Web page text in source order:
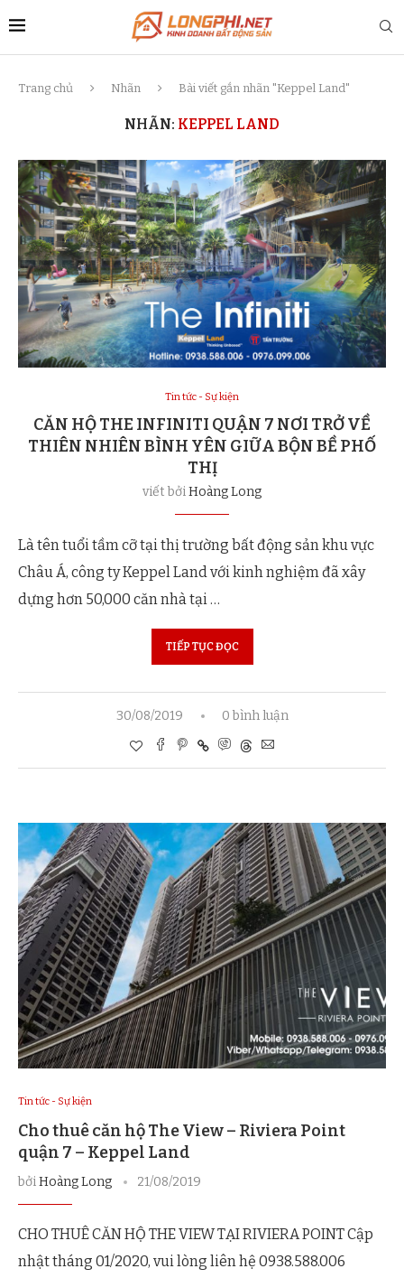
Trang chủ Nhãn Bài viết gắn nhãn "Keppel Land"
NHÃN: KEPPEL LAND
Tin tức - Sự kiện
CĂN HỘ THE INFINITI QUẬN 7 NƠI TRỞ VỀ
THIÊN NHIÊN BÌNH YÊN GIỮA BỘN BỀ PHỐ
THỊ
viết bởiHoàng Long
Là tên tuổi tầm cỡ tại thị trường bất động sản khu vực
Châu Á, công ty Keppel Land với kinh nghiệm đã xây
dựng hơn 50,000 căn nhà tại …
TIẾP TỤC ĐỌC
30/08/2019 0 bình luận
Tin tức - Sự kiện
Cho thuê căn hộ The View – Riviera Point
quận 7 – Keppel Land
bởiHoàng Long 21/08/2019
CHO THUÊ CĂN HỘ THE VIEW TẠI RIVIERA POINT Cập
nhật tháng 01/2020, vui lòng liên hệ 0938.588.006